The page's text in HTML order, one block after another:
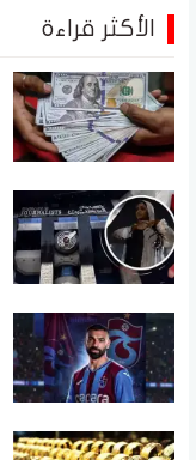
الأكثر قراءة